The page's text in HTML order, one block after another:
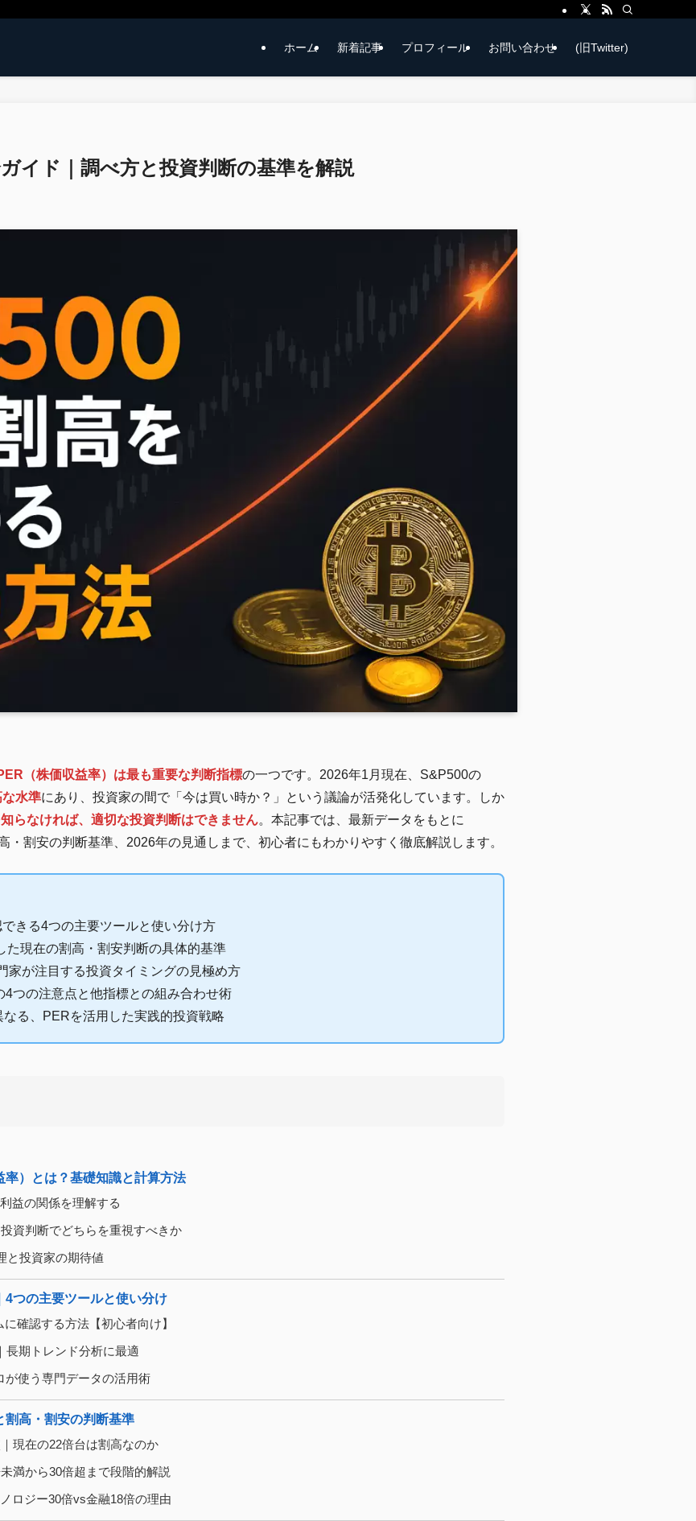
ホーム 新着記事 プロフィール お問い合わせ (旧Twitter)
イド｜調べ方と投資判断の基準を解説
（株価収益率）は最も重要な判断指標の一つです。2026年1月現在、S&P500の
水準にあり、投資家の間で「今は買い時か？」という議論が活発化しています。しか
らなければ、適切な投資判断はできません。本記事では、最新データをもとに
・割安の判断基準、2026年の見通しまで、初心者にもわかりやすく徹底解説します。
きる4つの主要ツールと使い分け方
た現在の割高・割安判断の具体的基準
家が注目する投資タイミングの見極め方
つの注意点と他指標との組み合わせ術
る、PERを活用した実践的投資戦略
）とは？基礎知識と計算方法
益の関係を理解する
資判断でどちらを重視すべきか
と投資家の期待値
つの主要ツールと使い分け
確認する方法【初心者向け】
長期トレンド分析に最適
が使う専門データの活用術
高・割安の判断基準
現在の22倍台は割高なのか
満から30倍超まで段階的解説
ロジー30倍vs金融18倍の理由